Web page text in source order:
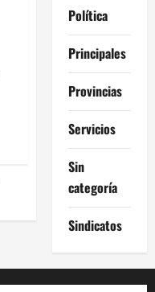
Política
Principales
Provincias
Servicios
Sin
categoría
Sindicatos